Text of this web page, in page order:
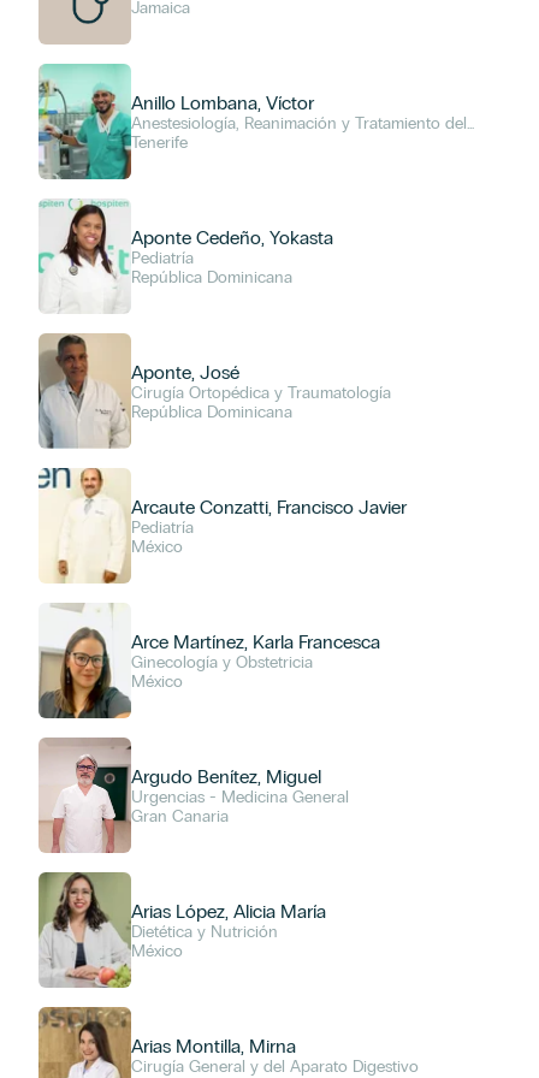
MÉDICO
Algeciras
Estepona
Gran Canaria
Jamaica
Lanzarote
México
República Dominicana
Tenerife
ESPECIALIDADES
Alergología
Angiología, Cirugía Vascular y Endovascular
Aparato Digestivo / Gastroenterología
Cardiología
Cardiología Intervencionista
Cardiología Pediátrica
Cirugía Cardiovascular
Cirugía General y del Aparato Digestivo
Cirugía Oral y Maxilofacial
Cirugía Ortopédica y Traumatología
Cirugía Pediátrica
Cirugía Plástica, Reparadora y Estética
Cirugía Torácica
Dermatología y Venereología
Jamaica
Anillo Lombana, Víctor
Anestesiología, Reanimación y Tratamiento del
Dolor
Tenerife
Aponte Cedeño, Yokasta
Pediatría
República Dominicana
Aponte, José
Cirugía Ortopédica y Traumatología
República Dominicana
Arcaute Conzatti, Francisco Javier
Pediatría
México
Arce Martínez, Karla Francesca
Ginecología y Obstetricia
México
Argudo Benítez, Miguel
Urgencias - Medicina General
Gran Canaria
Arias López, Alicia María
Dietética y Nutrición
México
Arias Montilla, Mirna
Cirugía General y del Aparato Digestivo